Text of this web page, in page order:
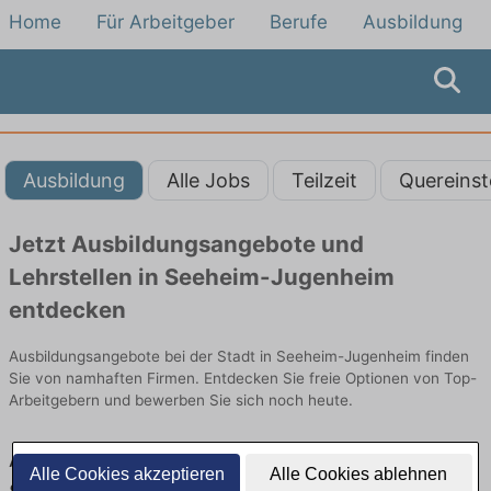
Alle Cookies akzeptieren Alle Cookies ablehnen
Home Für Arbeitgeber Berufe Ausbildung
Ausbildung Alle Jobs Teilzeit
Jetzt Ausbildungsangebote und
Lehrstellen in Seeheim-Jugenheim
entdecken
Ausbildungsangebote bei der Stadt in Seeheim-Jugenheim finden
Sie von namhaften Firmen. Entdecken Sie freie Optionen von Top-
Arbeitgebern und bewerben Sie sich noch heute.
Ausbildung in Seeheim-Jugenheim bei der